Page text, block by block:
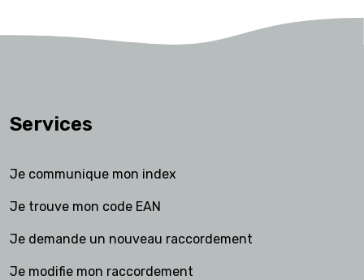
Services
Je communique mon index
Je trouve mon code EAN
Je demande un nouveau raccordement
Je modifie mon raccordement